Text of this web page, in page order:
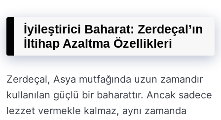
İyileştirici Baharat: Zerdeçal’ın
İltihap Azaltma Özellikleri
Zerdeçal, Asya mutfağında uzun zamandır
kullanılan güçlü bir baharattır. Ancak sadece
lezzet vermekle kalmaz, aynı zamanda